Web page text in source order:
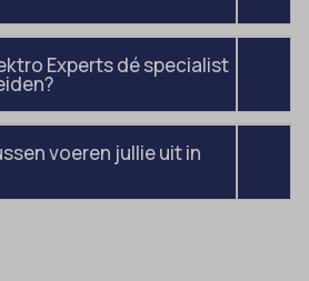
Experts dé specialist
voeren jullie uit in